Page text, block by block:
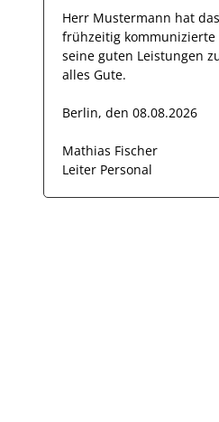
Herr Mustermann hat
frühzeitig
seine guten Leistungen
alles Gute.
Berlin, den 08.08.2026
Mathias Fischer
Leiter Personal